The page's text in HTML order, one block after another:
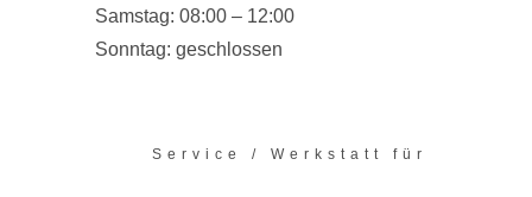
Samstag: 08:00 – 12:00
Sonntag: geschlossen
Service / Werkstatt für